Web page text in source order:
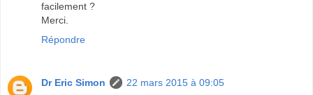
facilement ?
Merci.
Répondre
Dr Eric Simon
22 mars 2015 à 09:05